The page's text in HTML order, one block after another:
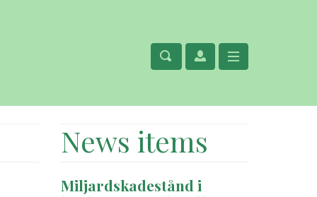
News items
Miljardskadestånd i